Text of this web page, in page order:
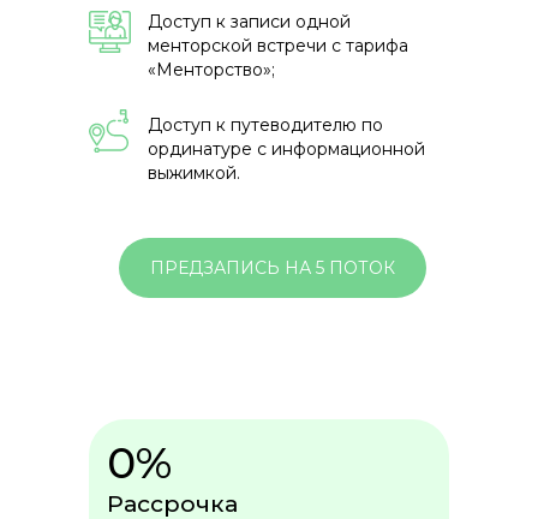
ПРЕДЗАПИСЬ НА 5 ПОТОК
Доступ к записи одной
менторской встречи с тарифа
«Менторство»;
Доступ к путеводителю по
ординатуре с информационной
выжимкой.
Рассрочка
0%